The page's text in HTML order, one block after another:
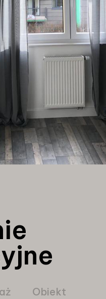
Obiekt